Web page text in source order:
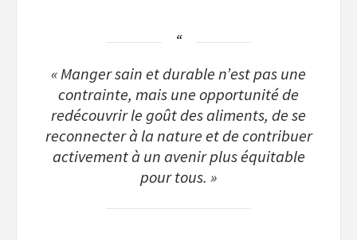
« Manger sain et durable n’est pas une
contrainte, mais une opportunité de
redécouvrir le goût des aliments, de se
reconnecter à la nature et de contribuer
activement à un avenir plus équitable
pour tous. »